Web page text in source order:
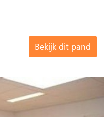
Bekijk dit pand